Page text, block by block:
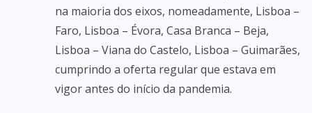
na maioria dos eixos, nomeadamente, Lisboa –
Faro, Lisboa – Évora, Casa Branca – Beja,
Lisboa – Viana do Castelo, Lisboa – Guimarães,
cumprindo a oferta regular que estava em
vigor antes do início da pandemia.